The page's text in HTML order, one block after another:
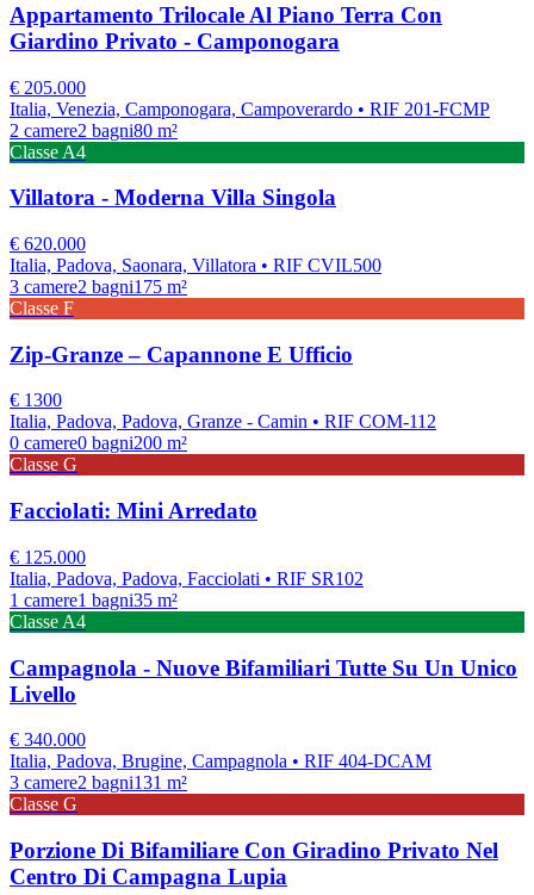
Appartamento Trilocale Al Piano Terra Con
Giardino Privato - Camponogara
€ 205.000
Italia, Venezia, Camponogara, Campoverardo • RIF 201-FCMP
2 camere2 bagni80 m²
Classe A4
Villatora - Moderna Villa Singola
€ 620.000
Italia, Padova, Saonara, Villatora • RIF CVIL500
3 camere2 bagni175 m²
Classe F
Zip-Granze – Capannone E Ufficio
€ 1300
Italia, Padova, Padova, Granze - Camin • RIF COM-112
0 camere0 bagni200 m²
Classe G
Facciolati: Mini Arredato
€ 125.000
Italia, Padova, Padova, Facciolati • RIF SR102
1 camere1 bagni35 m²
Classe A4
Campagnola - Nuove Bifamiliari Tutte Su Un Unico
Livello
€ 340.000
Italia, Padova, Brugine, Campagnola • RIF 404-DCAM
3 camere2 bagni131 m²
Classe G
Porzione Di Bifamiliare Con Giradino Privato Nel
Centro Di Campagna Lupia